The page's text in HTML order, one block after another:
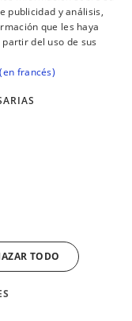
Suscribirse
FRENCH
publicidad y análisis,
que les haya
del uso de sus
francés)
TODO